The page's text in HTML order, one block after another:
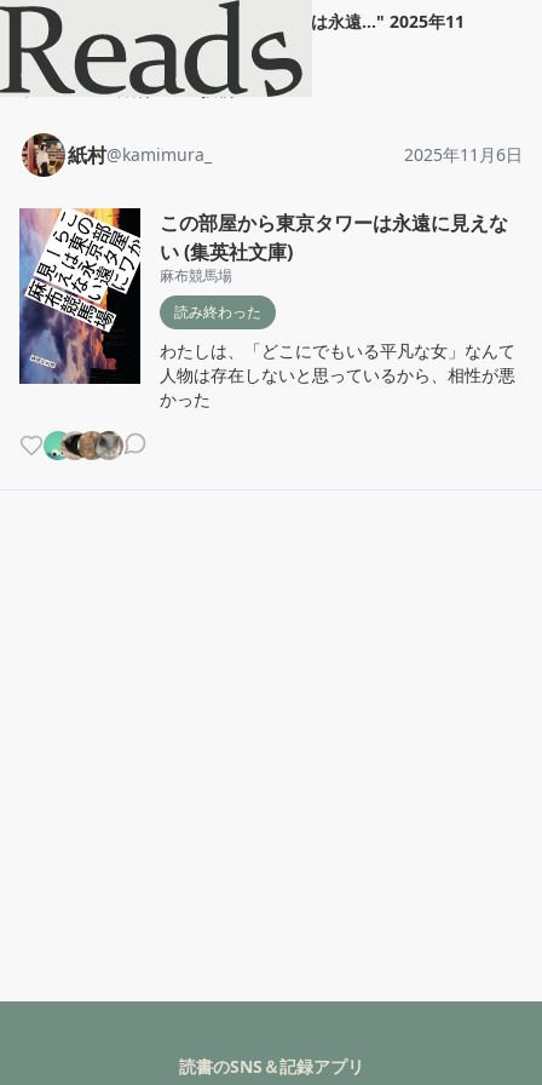
この部屋から東京タワーは永遠..." 2025年11
月6日
ホーム
紙村 投稿
紙村@kamimura_ 2025年11月6日
この部屋から東京タワーは永遠に見えな
い (集英社文庫)
麻布競馬場
読み終わった
わたしは、「どこにでもいる平凡な女」なんて
人物は存在しないと思っているから、相性が悪
かった
読書のSNS＆記録アプリ